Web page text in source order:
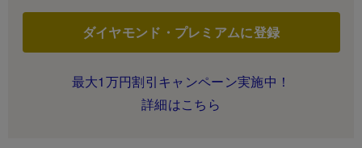
ダイヤモンド・プレミアムに登録
最大1万円割引キャンペーン実施中！
詳細はこちら